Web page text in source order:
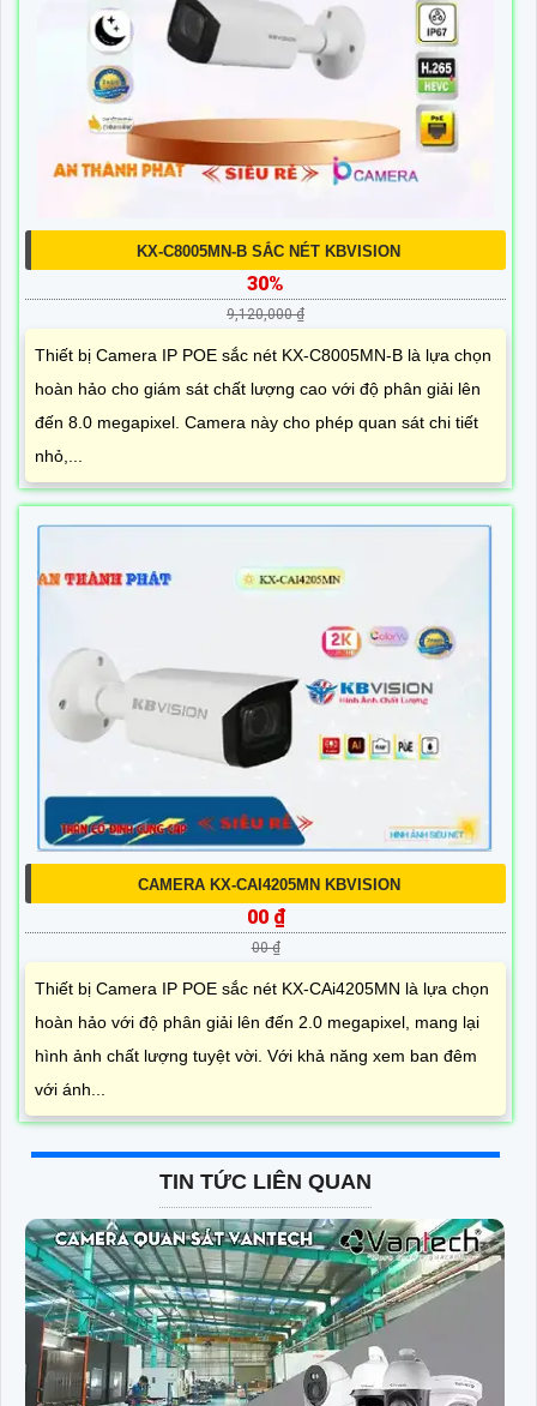
KX-C8005MN-B SẮC NÉT KBVISION
30%
9,120,000 ₫
Thiết bị Camera IP POE sắc nét KX-C8005MN-B là lựa chọn
hoàn hảo cho giám sát chất lượng cao với độ phân giải lên
đến 8.0 megapixel. Camera này cho phép quan sát chi tiết
nhỏ,...
CAMERA KX-CAI4205MN KBVISION
00 ₫
00 ₫
Thiết bị Camera IP POE sắc nét KX-CAi4205MN là lựa chọn
hoàn hảo với độ phân giải lên đến 2.0 megapixel, mang lại
hình ảnh chất lượng tuyệt vời. Với khả năng xem ban đêm
với ánh...
TIN TỨC LIÊN QUAN